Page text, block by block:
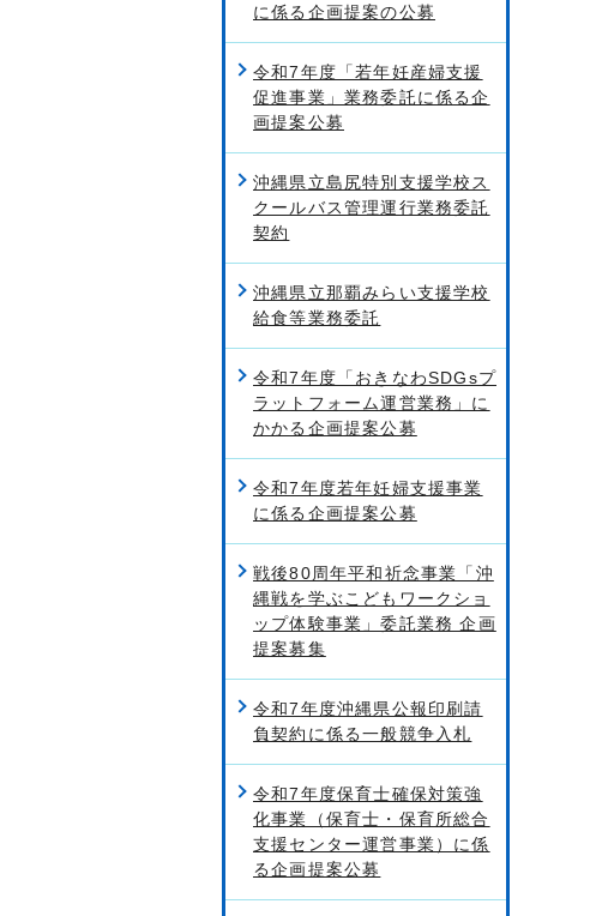
に係る企画提案の公募
令和7年度「若年妊産婦支援
促進事業」業務委託に係る企
画提案公募
沖縄県立島尻特別支援学校ス
クールバス管理運行業務委託
契約
沖縄県立那覇みらい支援学校
給食等業務委託
令和7年度「おきなわSDGsプ
ラットフォーム運営業務」に
かかる企画提案公募
令和7年度若年妊婦支援事業
に係る企画提案公募
戦後80周年平和祈念事業「沖
縄戦を学ぶこどもワークショ
ップ体験事業」委託業務 企画
提案募集
令和7年度沖縄県公報印刷請
負契約に係る一般競争入札
令和7年度保育士確保対策強
化事業（保育士・保育所総合
支援センター運営事業）に係
る企画提案公募